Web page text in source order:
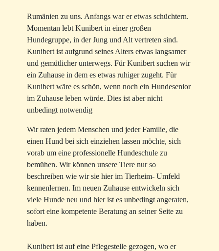
Rumänien zu uns. Anfangs war er etwas schüchtern.
Momentan lebt Kunibert in einer großen
Hundegruppe, in der Jung und Alt vertreten sind.
Kunibert ist aufgrund seines Alters etwas langsamer
und gemütlicher unterwegs. Für Kunibert suchen wir
ein Zuhause in dem es etwas ruhiger zugeht. Für
Kunibert wäre es schön, wenn noch ein Hundesenior
im Zuhause leben würde. Dies ist aber nicht
unbedingt notwendig
Wir raten jedem Menschen und jeder Familie, die
einen Hund bei sich einziehen lassen möchte, sich
vorab um eine professionelle Hundeschule zu
bemühen. Wir können unsere Tiere nur so
beschreiben wie wir sie hier im Tierheim- Umfeld
kennenlernen. Im neuen Zuhause entwickeln sich
viele Hunde neu und hier ist es unbedingt angeraten,
sofort eine kompetente Beratung an seiner Seite zu
haben.
Kunibert ist auf eine Pflegestelle gezogen, wo er